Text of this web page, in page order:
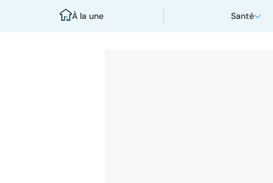
À la une Santé